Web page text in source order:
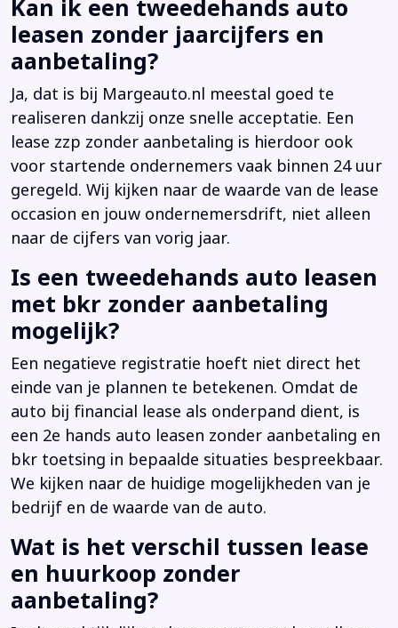
Kan ik een tweedehands auto
leasen zonder jaarcijfers en
aanbetaling?
Ja, dat is bij Margeauto.nl meestal goed te
realiseren dankzij onze snelle acceptatie. Een
lease zzp zonder aanbetaling is hierdoor ook
voor startende ondernemers vaak binnen 24 uur
geregeld. Wij kijken naar de waarde van de lease
occasion en jouw ondernemersdrift, niet alleen
naar de cijfers van vorig jaar.
Is een tweedehands auto leasen
met bkr zonder aanbetaling
mogelijk?
Een negatieve registratie hoeft niet direct het
einde van je plannen te betekenen. Omdat de
auto bij financial lease als onderpand dient, is
een 2e hands auto leasen zonder aanbetaling en
bkr toetsing in bepaalde situaties bespreekbaar.
We kijken naar de huidige mogelijkheden van je
bedrijf en de waarde van de auto.
Wat is het verschil tussen lease
en huurkoop zonder
aanbetaling?